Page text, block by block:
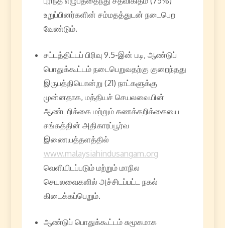
உறுப்பினர்களின் சம்மதத்துடன் நடைபெற
வேண்டும்.
சட்டத்திட்டப் பிரிவு 9.5-இன் படி, ஆண்டுப்
பொதுக்கூட்டம் நடைபெறுவதற்கு குறைந்தது
இருபத்தியொன்று (21) நாட்களுக்கு
முன்னதாக, மத்தியச் செயலவையின்
ஆண்டறிக்கை மற்றும் கணக்கறிக்கையை
சங்கத்தின் அதிகாரப்பூர்வ
இணையத்தளத்தில்
www.malaysiahindusangam.org
வெளியிடப்படும் மற்றும் மாநில
செயலவைகளில் அச்சிடப்பட்ட நகல்
கிடைக்கப்பெறும்.
ஆண்டுப் பொதுக்கூட்டம் சுமூகமாக